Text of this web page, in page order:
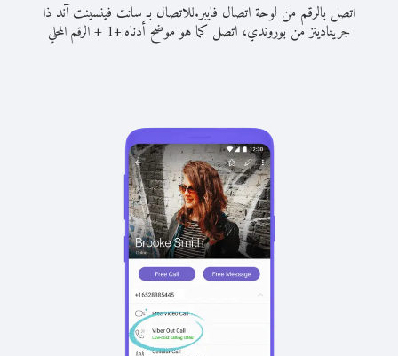
اتصل بالرقم من لوحة اتصال فايبر.للاتصال بـ سانت فينسينت آند ذا
جرينادينز من بوروندي، اتصل كما هو موضح أدناه:+
1
+الرقم المحلي